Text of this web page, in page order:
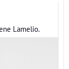
Lamelio.